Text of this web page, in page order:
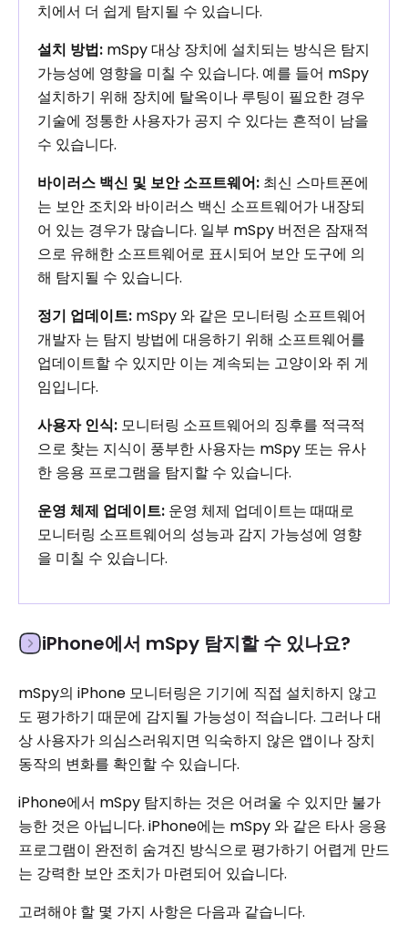
치에서 더 쉽게 탐지될 수 있습니다.
설치 방법: mSpy 대상 장치에 설치되는 방식은 탐지
가능성에 영향을 미칠 수 있습니다. 예를 들어 mSpy
설치하기 위해 장치에 탈옥이나 루팅이 필요한 경우
기술에 정통한 사용자가 공지 수 있다는 흔적이 남을
수 있습니다.
바이러스 백신 및 보안 소프트웨어: 최신 스마트폰에
는 보안 조치와 바이러스 백신 소프트웨어가 내장되
어 있는 경우가 많습니다. 일부 mSpy 버전은 잠재적
으로 유해한 소프트웨어로 표시되어 보안 도구에 의
해 탐지될 수 있습니다.
정기 업데이트: mSpy 와 같은 모니터링 소프트웨어
개발자 는 탐지 방법에 대응하기 위해 소프트웨어를
업데이트할 수 있지만 이는 계속되는 고양이와 쥐 게
임입니다.
사용자 인식: 모니터링 소프트웨어의 징후를 적극적
으로 찾는 지식이 풍부한 사용자는 mSpy 또는 유사
한 응용 프로그램을 탐지할 수 있습니다.
운영 체제 업데이트: 운영 체제 업데이트는 때때로
모니터링 소프트웨어의 성능과 감지 가능성에 영향
을 미칠 수 있습니다.
iPhone에서 mSpy 탐지할 수 있나요?
mSpy의 iPhone 모니터링은 기기에 직접 설치하지 않고
도 평가하기 때문에 감지될 가능성이 적습니다. 그러나 대
상 사용자가 의심스러워지면 익숙하지 않은 앱이나 장치
동작의 변화를 확인할 수 있습니다.
iPhone에서 mSpy 탐지하는 것은 어려울 수 있지만 불가
능한 것은 아닙니다. iPhone에는 mSpy 와 같은 타사 응용
프로그램이 완전히 숨겨진 방식으로 평가하기 어렵게 만드
는 강력한 보안 조치가 마련되어 있습니다.
고려해야 할 몇 가지 사항은 다음과 같습니다.